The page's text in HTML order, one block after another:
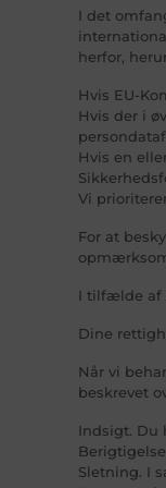
I det
herfor,
Hvis EU-
Hvis der i
Hvis en
Vi
For at
I tilfælde af
Dine
Når vi
beskrevet
Indsigt. Du
Sletning. I